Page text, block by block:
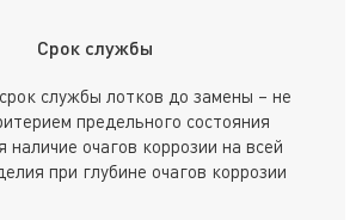
Срок службы
службы лотков до замены – не
предельного состояния
наличие очагов коррозии на всей
при глубине очагов коррозии